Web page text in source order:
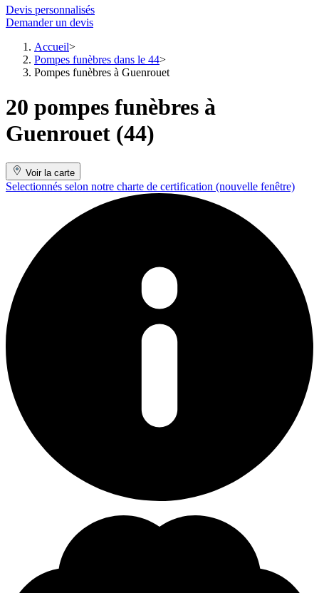
Devis personnalisés
Demander un devis
Accueil
Pompes funèbres dans le 44
Pompes funèbres à Guenrouet
20 pompes funèbres à
Guenrouet (44)
Voir la carte
Selectionnés selon notre charte de certification (nouvelle fenêtre)